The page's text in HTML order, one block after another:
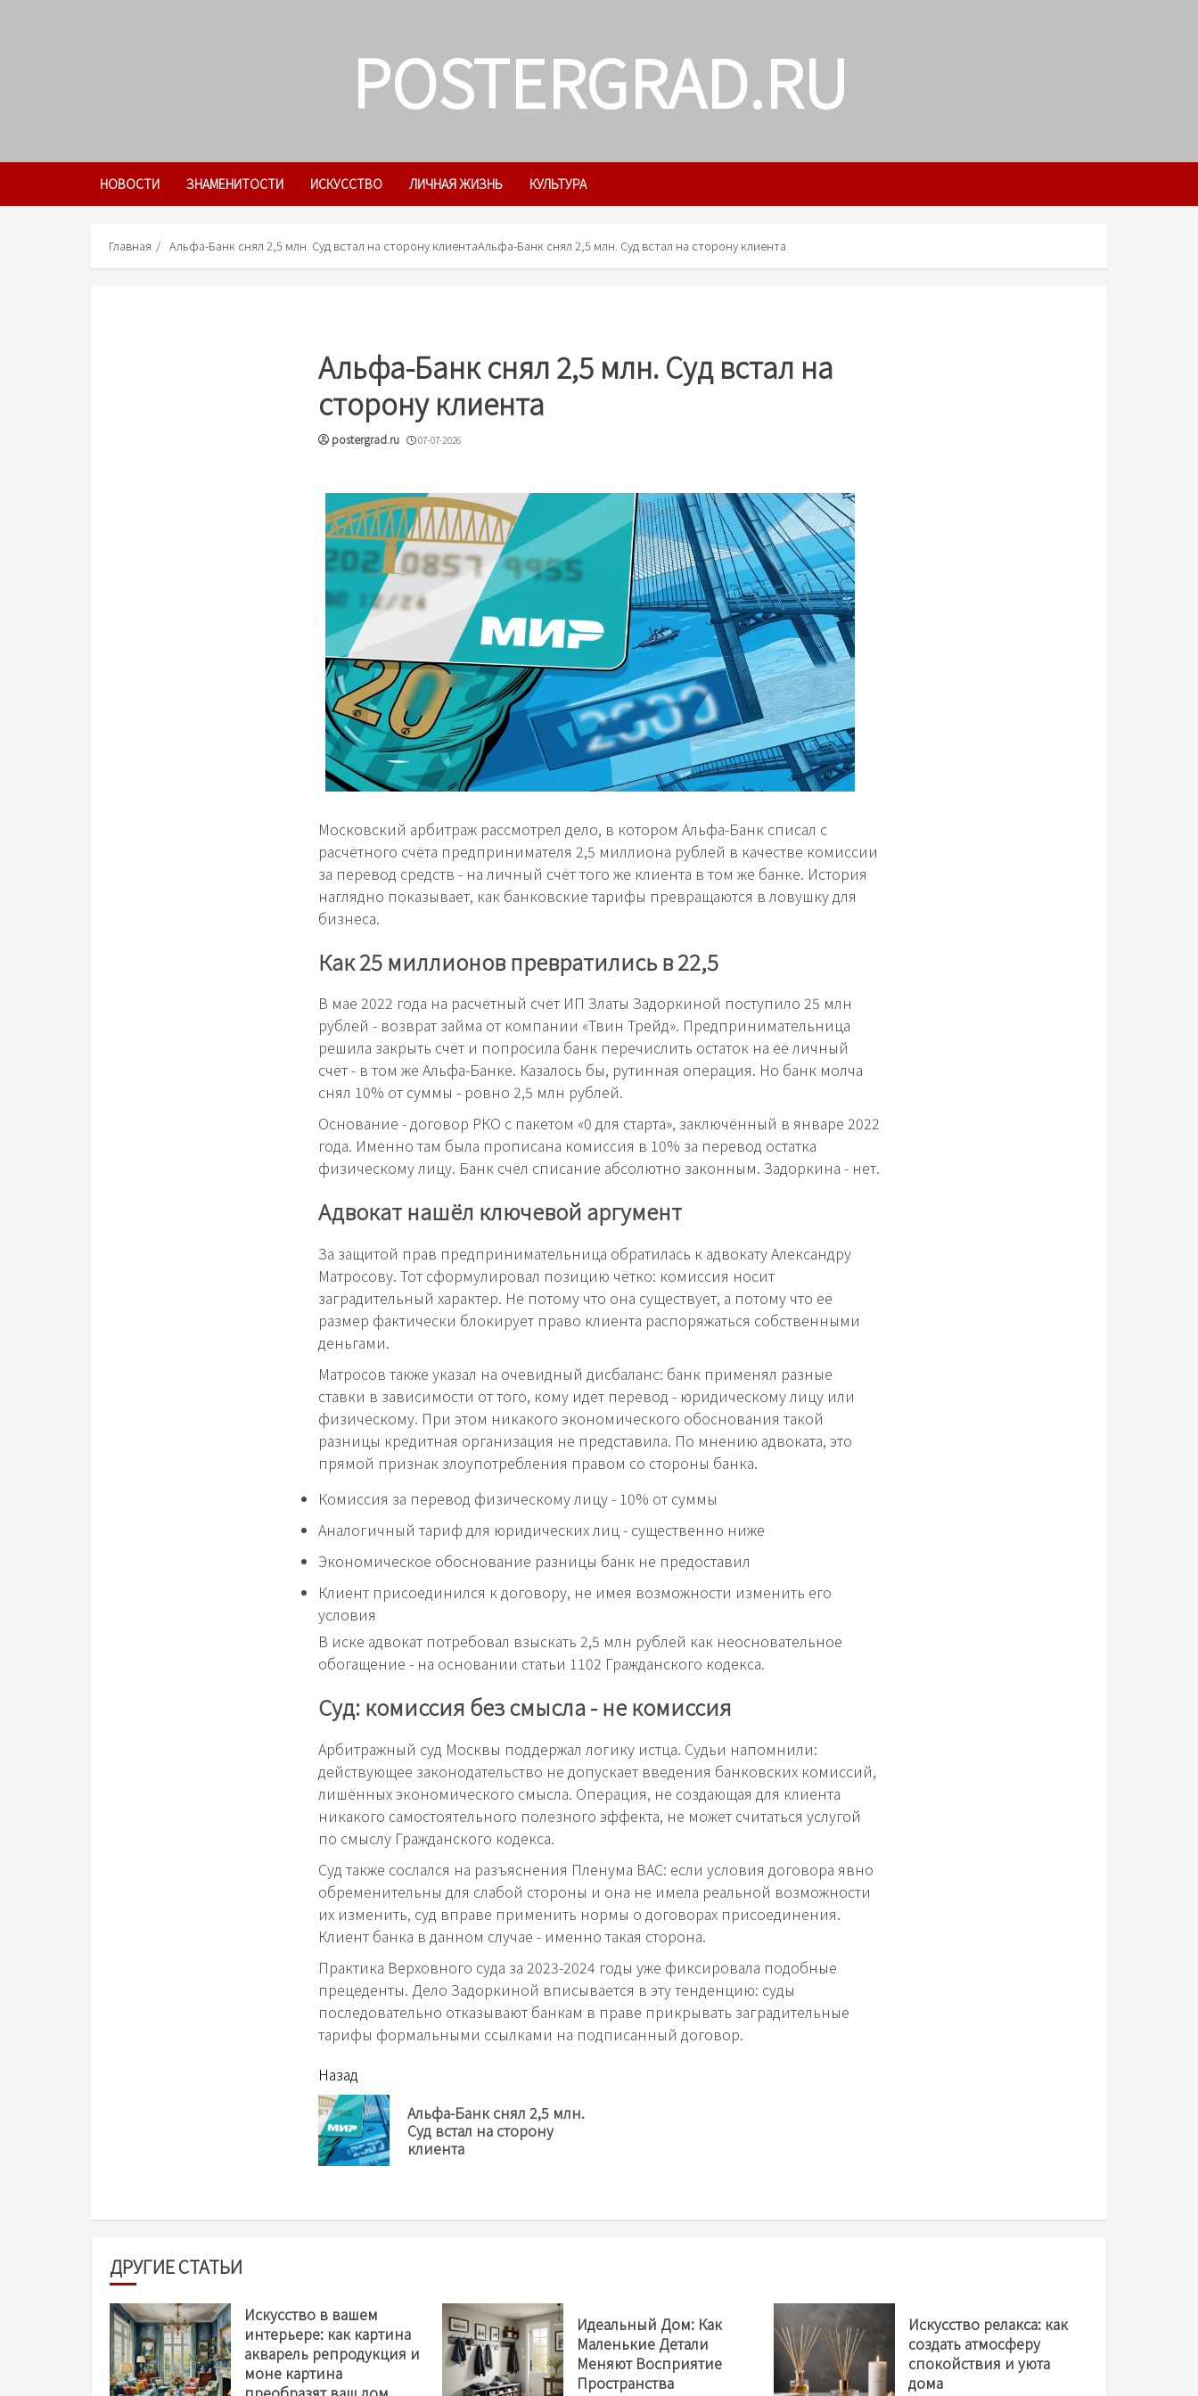
POSTERGRAD.RU
НОВОСТИ ЗНАМЕНИТОСТИ ИСКУССТВО ЛИЧНАЯ ЖИЗНЬ КУЛЬТУРА
Главная Альфа-Банк снял 2,5 млн. Суд встал на сторону клиентаАльфа-Банк снял 2,5 млн. Суд встал на сторону клиента
Альфа-Банк снял 2,5 млн. Суд встал на
сторону клиента
postergrad.ru 07-07-2026
Московский арбитраж рассмотрел дело, в котором Альфа-Банк списал с
расчётного счёта предпринимателя 2,5 миллиона рублей в качестве комиссии
за перевод средств - на личный счёт того же клиента в том же банке. История
наглядно показывает, как банковские тарифы превращаются в ловушку для
бизнеса.
Как 25 миллионов превратились в 22,5
В мае 2022 года на расчётный счёт ИП Златы Задоркиной поступило 25 млн
рублей - возврат займа от компании «Твин Трейд». Предпринимательница
решила закрыть счёт и попросила банк перечислить остаток на её личный
счёт - в том же Альфа-Банке. Казалось бы, рутинная операция. Но банк молча
снял 10% от суммы - ровно 2,5 млн рублей.
Основание - договор РКО с пакетом «0 для старта», заключённый в январе 2022
года. Именно там была прописана комиссия в 10% за перевод остатка
физическому лицу. Банк счёл списание абсолютно законным. Задоркина - нет.
Адвокат нашёл ключевой аргумент
За защитой прав предпринимательница обратилась к адвокату Александру
Матросову. Тот сформулировал позицию чётко: комиссия носит
заградительный характер. Не потому что она существует, а потому что её
размер фактически блокирует право клиента распоряжаться собственными
деньгами.
Матросов также указал на очевидный дисбаланс: банк применял разные
ставки в зависимости от того, кому идёт перевод - юридическому лицу или
физическому. При этом никакого экономического обоснования такой
разницы кредитная организация не представила. По мнению адвоката, это
прямой признак злоупотребления правом со стороны банка.
Комиссия за перевод физическому лицу - 10% от суммы
Аналогичный тариф для юридических лиц - существенно ниже
Экономическое обоснование разницы банк не предоставил
Клиент присоединился к договору, не имея возможности изменить его
условия
В иске адвокат потребовал взыскать 2,5 млн рублей как неосновательное
обогащение - на основании статьи 1102 Гражданского кодекса.
Суд: комиссия без смысла - не комиссия
Арбитражный суд Москвы поддержал логику истца. Судьи напомнили:
действующее законодательство не допускает введения банковских комиссий,
лишённых экономического смысла. Операция, не создающая для клиента
никакого самостоятельного полезного эффекта, не может считаться услугой
по смыслу Гражданского кодекса.
Суд также сослался на разъяснения Пленума ВАС: если условия договора явно
обременительны для слабой стороны и она не имела реальной возможности
их изменить, суд вправе применить нормы о договорах присоединения.
Клиент банка в данном случае - именно такая сторона.
Практика Верховного суда за 2023-2024 годы уже фиксировала подобные
прецеденты. Дело Задоркиной вписывается в эту тенденцию: суды
последовательно отказывают банкам в праве прикрывать заградительные
тарифы формальными ссылками на подписанный договор.
читать
еще
Назад
Альфа-Банк снял 2,5 млн.
Суд встал на сторону
клиента
ДРУГИЕ СТАТЬИ
Искусство в вашем
интерьере: как картина
акварель репродукция и
моне картина
Идеальный Дом: Как
Маленькие Детали
Меняют Восприятие
Пространства
Искусство релакса: как
создать атмосферу
спокойствия и уюта
дома